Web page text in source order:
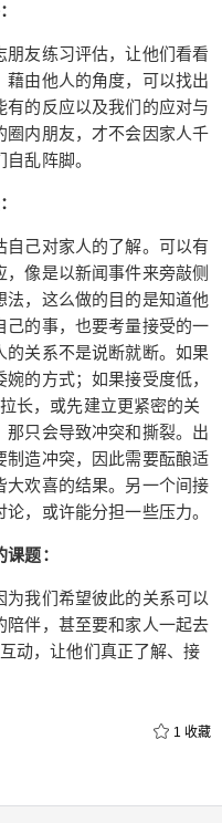
朋友练习评估，让他们看看
由他人的角度，可以找出
的反应以及我们的应对与
圈内朋友，才不会因家人千
乱阵脚。
自己对家人的了解。可以有
像是以新闻事件来旁敲侧
法，这么做的目的是知道他
己的事，也要考量接受的一
的关系不是说断就断。如果
的方式；如果接受度低，
长，或先建立更紧密的关
那只会导致冲突和撕裂。出
制造冲突，因此需要酝酿适
大欢喜的结果。另一个间接
，或许能分担一些压力。
题：
我们希望彼此的关系可以
陪伴，甚至要和家人一起去
动，让他们真正了解、接
1 收藏
例如健康资讯，如
个族群的误解，让
不会为了出柜而出
可能的担心。这部
二，他评： 向父母
友练习评估，让他
，也可以先模拟家
与应变，甚至可以
才不会因家人千奇
三，方法： 用什么方
对家人的了解。可
们的反应，像是以
他们对同志大游行
们的感受，因为出
要考量接受的一方
人的关系不是说断
用比较直接但委婉
不要急着出柜，把
的关系，而不是在
致冲突和撕裂。出
是要制造冲突，因
的方法，才会是皆
，是用书写或透过
些压力。 四，说出
密。出柜之后，我